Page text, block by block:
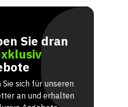
Sie dran
Sie sich für unseren
an und erhalten